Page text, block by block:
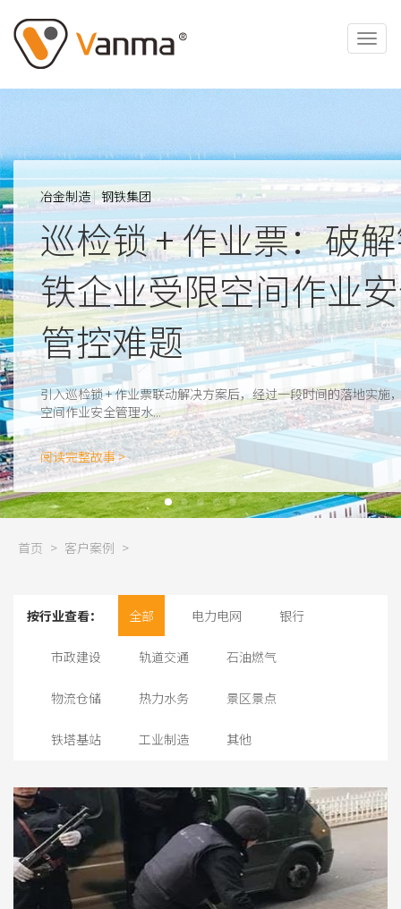
冶金制造|钢铁集团
巡检锁 + 作业票：破
铁企业受限空间作业
管控难题
引入巡检锁 + 作业票联动解决方案后，经过一段时间的落地实施
空间作业安全管理水...
阅读完整故事 >
首页 > 客户案例 >
按行业查看： 全部 电力电网 银行
市政建设 轨道交通 石油燃气
物流仓储 热力水务 景区景点
铁塔基站 工业制造 其他